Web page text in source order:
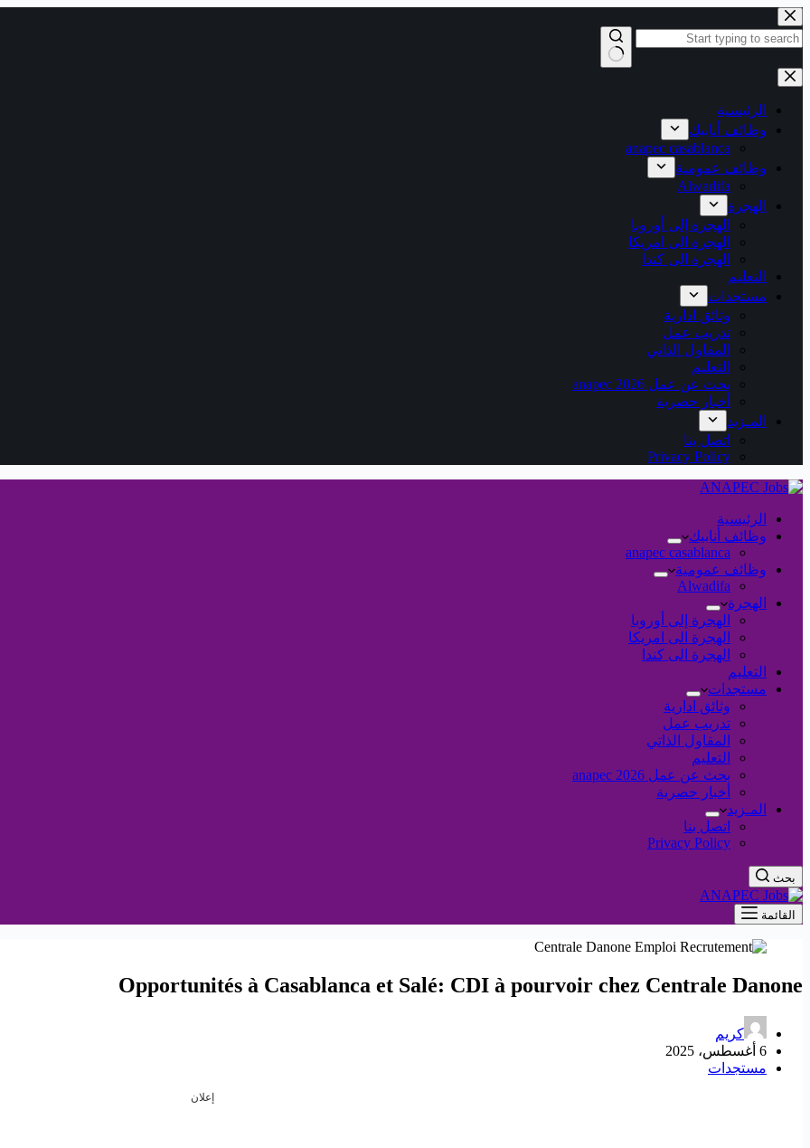
التجاوز
إلى
المحتوى
نتائج
الرئيسية
وظائف أنابيك
anapec casablanca
وظائف عمومية
Alwadifa
الهجرة
الهجرة إلى أوروبا
الهجرة الى امريكا
الهجرة الى كندا
التعليم
مستجدات
وثائق ادارية
تدريب عمل
المقاول الذاتي
التعليم
بحث عن عمل 2026 anapec
أخبار حصرية
المـزيد
اتصل بنا
Privacy Policy
الرئيسية
وظائف أنابيك
anapec casablanca
وظائف عمومية
Alwadifa
الهجرة
الهجرة إلى أوروبا
الهجرة الى امريكا
الهجرة الى كندا
التعليم
مستجدات
وثائق ادارية
تدريب عمل
المقاول الذاتي
التعليم
بحث عن عمل 2026 anapec
أخبار حصرية
المـزيد
اتصل بنا
Privacy Policy
بحث
القائمة
Opportunités à Casablanca et Salé: CDI à pourvoir chez Centrale Danone
كريم
6 أغسطس، 2025
مستجدات
إعلان